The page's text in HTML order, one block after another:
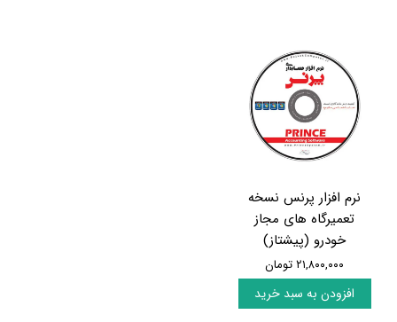
نرم افزار پرنس نسخه
تعمیرگاه های مجاز
خودرو (پیشتاز)
۲۱,۸۰۰,۰۰۰ تومان
افزودن به سبد خرید